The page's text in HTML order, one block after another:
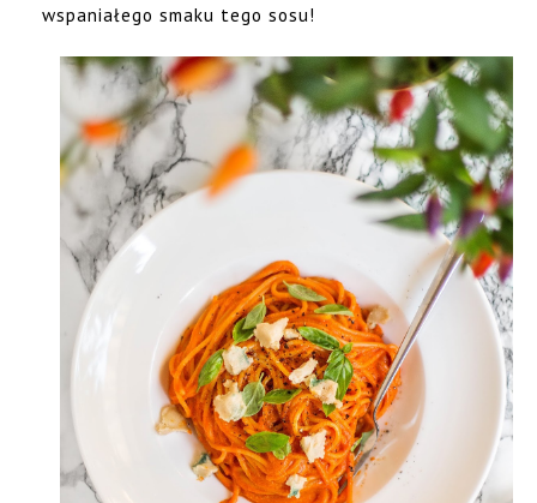
wspaniałego smaku tego sosu!